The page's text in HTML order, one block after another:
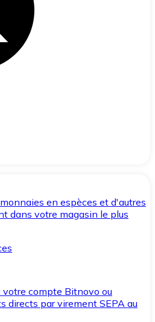
en espèces et d'autres
dans votre magasin le plus
votre compte Bitnovo ou
directs par virement SEPA au